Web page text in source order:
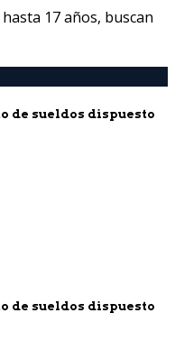
17 años, buscan
de sueldos dispuesto
de sueldos dispuesto